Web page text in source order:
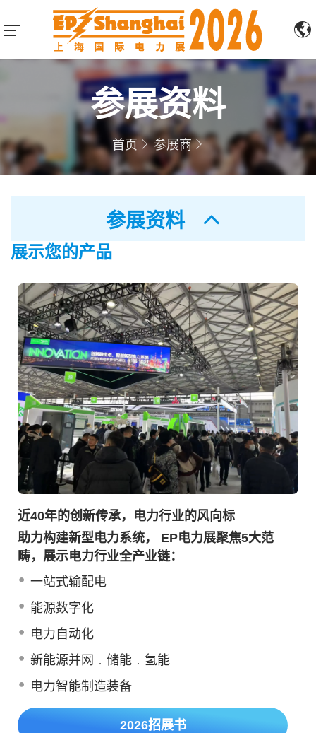
参展资料
首页 参展商
参展资料
展示您的产品
近40年的创新传承，电力行业的风向标
助力构建新型电力系统， EP电力展聚焦5大范
畴，展示电力行业全产业链：
一站式输配电
能源数字化
电力自动化
新能源并网﹒储能﹒氢能
电力智能制造装备
2026招展书